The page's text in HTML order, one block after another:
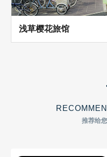
浅草樱花旅馆
推荐给